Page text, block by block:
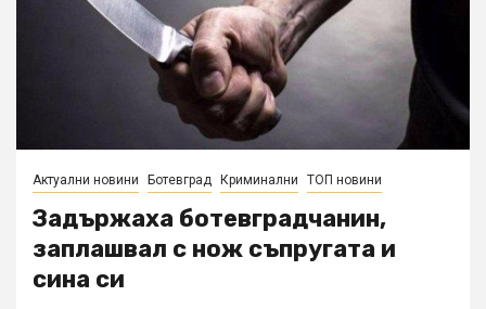
Актуални новини Ботевград Криминални ТОП новини
Задържаха ботевградчанин,
заплашвал с нож съпругата и
сина си